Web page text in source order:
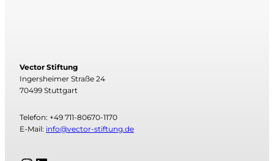
Vector Stiftung
Ingersheimer Straße 24
70499 Stuttgart
Telefon: +49 711-80670-1170
E-Mail: info@vector-stiftung.de